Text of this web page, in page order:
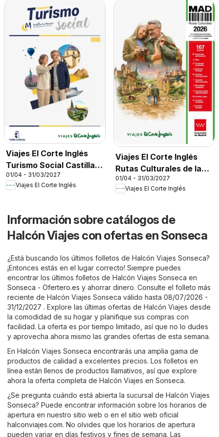
Viajes El Corte Inglés
Turismo Social Castilla
La Mancha
01/04 - 31/03/2027
Viajes El Corte Inglés
Viajes El Corte Inglés
Rutas Culturales de la
Comunidad de Madrid
01/04 - 31/03/2027
Viajes El Corte Inglés
Información sobre catálogos de
Halcón Viajes con ofertas en Sonseca
¿Está buscando los últimos folletos de Halcón Viajes Sonseca?
¡Entonces estás en el lugar correcto! Siempre puedes
encontrar los últimos folletos de Halcón Viajes Sonseca en
Sonseca - Ofertero.es y ahorrar dinero. Consulte el folleto más
reciente de Halcón Viajes Sonseca válido hasta 08/07/2026 -
31/12/2027 . Explore las últimas ofertas de Halcón Viajes desde
la comodidad de su hogar y planifique sus compras con
facilidad. La oferta es por tiempo limitado, así que no lo dudes
y aprovecha ahora mismo las grandes ofertas de esta semana.
En Halcón Viajes Sonseca encontrarás una amplia gama de
productos de calidad a excelentes precios. Los folletos en
línea están llenos de productos llamativos, así que explore
ahora la oferta completa de Halcón Viajes en Sonseca.
¿Se pregunta cuándo está abierta la sucursal de Halcón Viajes
Sonseca? Puede encontrar información sobre los horarios de
apertura en nuestro sitio web o en el sitio web oficial
halconviajes.com. No olvides que los horarios de apertura
pueden variar en días festivos y fines de semana. Las